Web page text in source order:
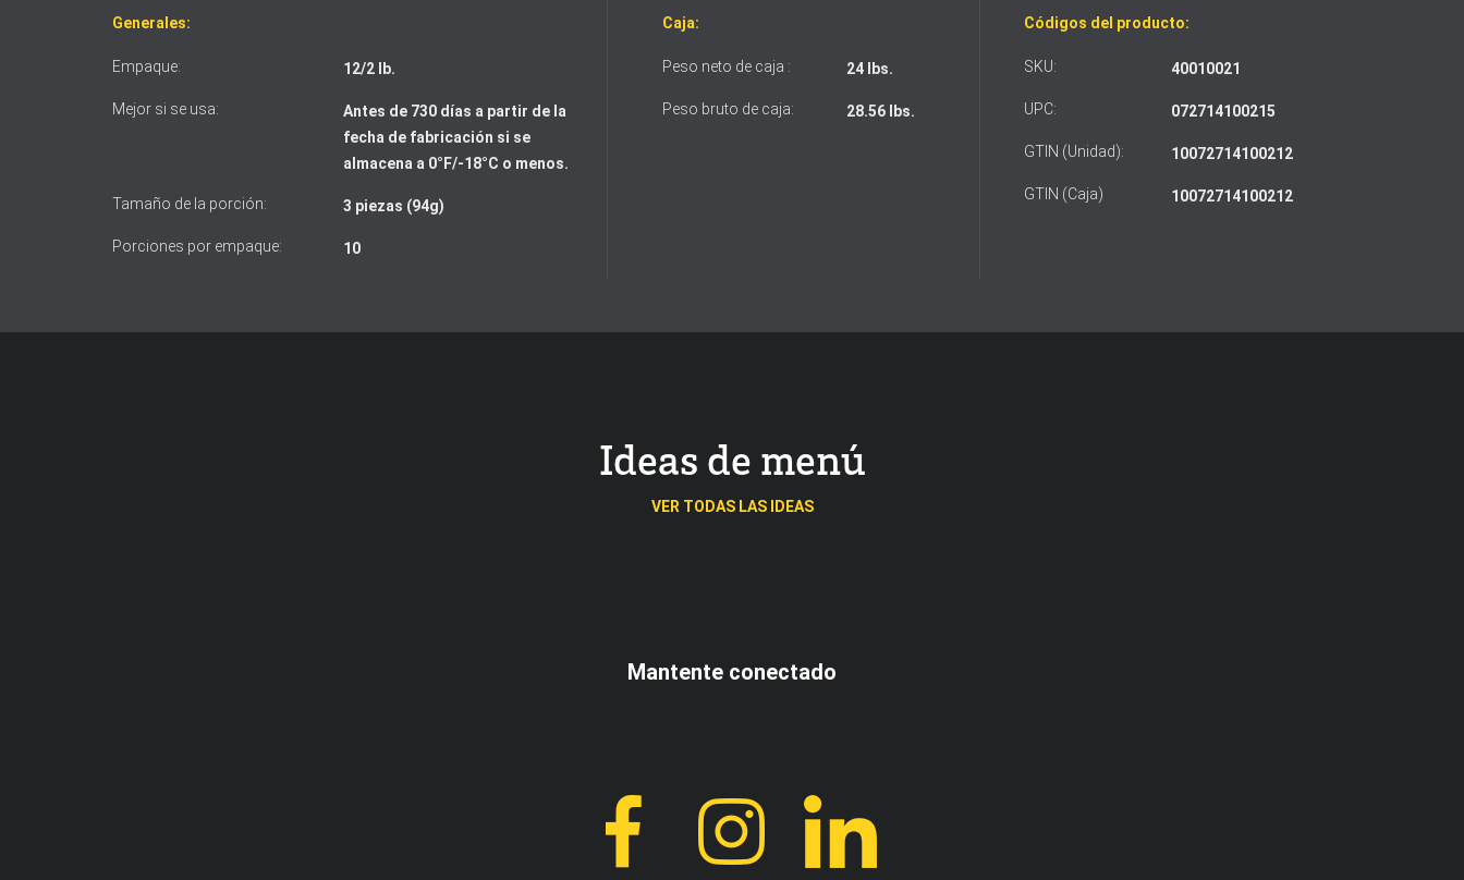
Generales:
Empaque: 12/2 lb.
Mejor si se usa:
Antes de 730 días a partir de la
fecha de fabricación si se
almacena a 0°F/-18°C o menos.
Tamaño de la porción: 3 piezas (94g)
Porciones por empaque: 10
Caja:
Peso neto de caja : 24 lbs.
Peso bruto de caja: 28.56 lbs.
Códigos del producto:
SKU: 40010021
UPC: 072714100215
GTIN (Unidad): 10072714100212
GTIN (Caja) 10072714100212
Ideas de menú
VER TODAS LAS IDEAS
Mantente conectado